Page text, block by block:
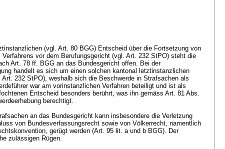
(vgl. Art. 80 BGG) Entscheid über die Fortsetzung von
vor dem Berufungsgericht (vgl. Art. 232 StPO) steht die
Art. 78 ff. BGG an das Bundesgericht offen. Bei der
handelt es sich um einen solchen kantonal letztinstanzlichen
Art. 232 StPO), weshalb sich die Beschwerde in Strafsachen als
war am vorinstanzlichen Verfahren beteiligt und ist als
Entscheid besonders berührt, was ihn gemäss Art. 81 Abs.
berechtigt.
an das Bundesgericht kann insbesondere die Verletzung
von Bundesverfassungsrecht sowie von Völkerrecht, namentlich
gerügt werden (Art. 95 lit. a und b BGG). Der
zulässigen Rügen.